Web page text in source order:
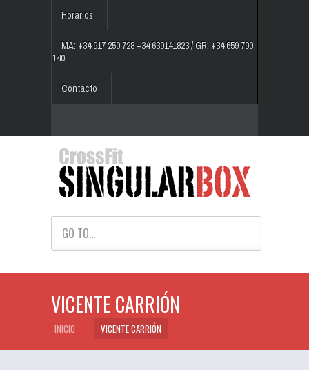
Horarios
MA: +34 917 250 728 +34 639141823 / GR: +34 659 790
140
Contacto
GO TO...
VICENTE CARRIÓN
INICIO VICENTE CARRIÓN